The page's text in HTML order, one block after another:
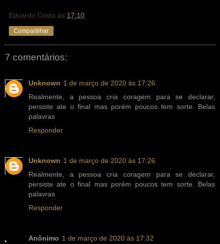
Eduardo Costa às 17:10
Compartilhar
7 comentários:
Unknown 1 de março de 2020 às 17:26
Realmente, a pessoa cria coragem para se declarar,
persiste ate o final mas porém poucos tem sorte. Belas
palavras
Responder
Unknown 1 de março de 2020 às 17:26
Realmente, a pessoa cria coragem para se declarar,
persiste ate o final mas porém poucos tem sorte. Belas
palavras
Responder
Anônimo 1 de março de 2020 às 17:32